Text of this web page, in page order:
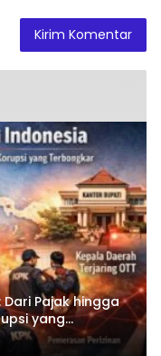
Dari Pajak hingga
yang